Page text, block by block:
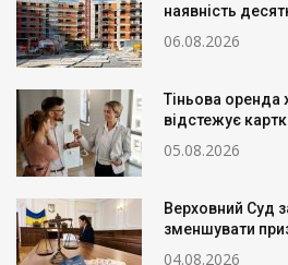
наявність
06.08.2026
Тіньова
відстежує
05.08.2026
Верховний Суд
зменшувати
04.08.2026